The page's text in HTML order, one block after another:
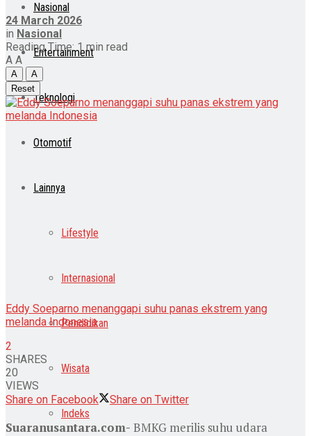
Nasional
Entertainment
Teknologi
Otomotif
Lainnya
Lifestyle
Internasional
Pendidikan
Wisata
Indeks
24 March 2026
in Nasional
Reading Time: 1 min read
A A
A
A
Reset
Eddy Soeparno menanggapi suhu panas ekstrem yang
melanda Indonesia
2
SHARES
20
VIEWS
Share on Facebook
Share on Twitter
Suaranusantara.com- BMKG merilis suhu udara